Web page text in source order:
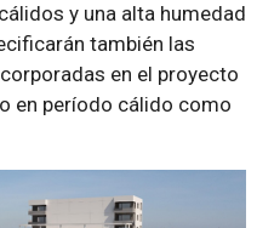
y una alta humedad
también las
en el proyecto
en período cálido como